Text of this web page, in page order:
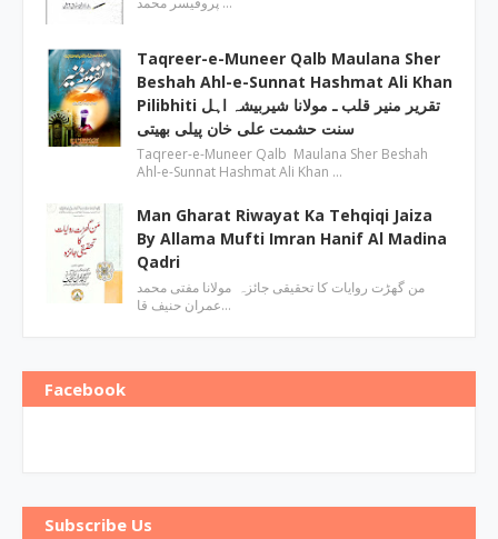
Taqreer-e-Muneer Qalb Maulana Sher
Beshah Ahl-e-Sunnat Hashmat Ali Khan
Pilibhiti تقریر منیر قلب ـ مولانا شیربیشہ اہل
سنت حشمت علی خان پیلی بھیتی
Taqreer-e-Muneer Qalb Maulana Sher Beshah
Ahl-e-Sunnat Hashmat Ali Khan …
Man Gharat Riwayat Ka Tehqiqi Jaiza
By Allama Mufti Imran Hanif Al Madina
Qadri
من گھڑت روایات کا تحقیقی جائزہ مولانا مفتی محمد
عمران حنیف قا…
Facebook
Subscribe Us